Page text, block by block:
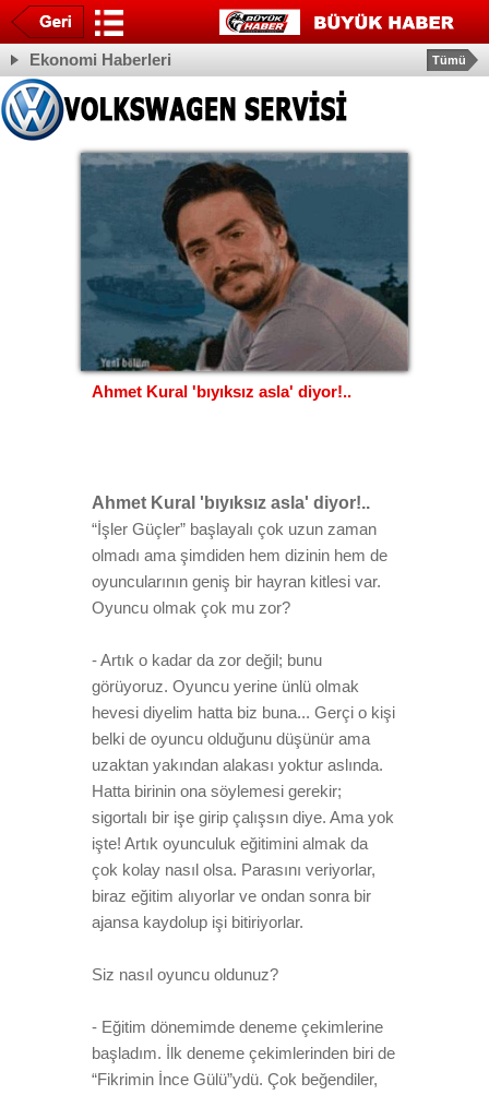
Ekonomi Haberleri Tümü
Ahmet Kural 'bıyıksız asla' diyor!..
Ahmet Kural 'bıyıksız asla' diyor!..
“İşler Güçler” başlayalı çok uzun zaman
olmadı ama şimdiden hem dizinin hem de
oyuncularının geniş bir hayran kitlesi var.
Oyuncu olmak çok mu zor?
- Artık o kadar da zor değil; bunu
görüyoruz. Oyuncu yerine ünlü olmak
hevesi diyelim hatta biz buna... Gerçi o kişi
belki de oyuncu olduğunu düşünür ama
uzaktan yakından alakası yoktur aslında.
Hatta birinin ona söylemesi gerekir;
sigortalı bir işe girip çalışsın diye. Ama yok
işte! Artık oyunculuk eğitimini almak da
çok kolay nasıl olsa. Parasını veriyorlar,
biraz eğitim alıyorlar ve ondan sonra bir
ajansa kaydolup işi bitiriyorlar.
Siz nasıl oyuncu oldunuz?
- Eğitim dönemimde deneme çekimlerine
başladım. İlk deneme çekimlerinden biri de
“Fikrimin İnce Gülü”ydü. Çok beğendiler,